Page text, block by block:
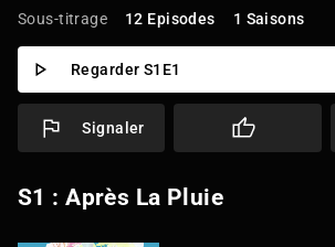
Sous-titrage 12 Episodes 1 Saisons
Regarder S1E1
Signaler
S1 : Après La Pluie